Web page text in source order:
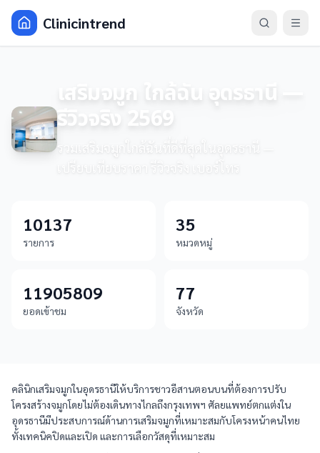
Clinicintrend
เสริมจมูก ใกล้ฉัน อุดรธานี —
รีวิวจริง 2569
รวมเสริมจมูกใกล้ฉันที่ดีที่สุดในอุดรธานี —
เปรียบเทียบราคา รีวิวจริง เบอร์โทร
10137
รายการ
35
หมวดหมู่
11905809
ยอดเข้าชม
77
จังหวัด
คลินิกเสริมจมูกในอุดรธานีให้บริการชาวอีสานตอนบนที่ต้องการปรับ
โครงสร้างจมูกโดยไม่ต้องเดินทางไกลถึงกรุงเทพฯ ศัลยแพทย์ตกแต่งใน
อุดรธานีมีประสบการณ์ด้านการเสริมจมูกที่เหมาะสมกับโครงหน้าคนไทย
ทั้งเทคนิคปิดและเปิด และการเลือกวัสดุที่เหมาะสม